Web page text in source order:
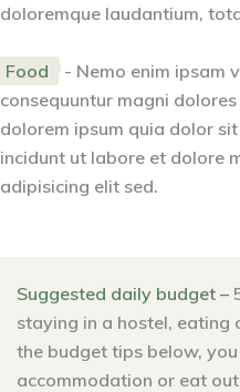
doloremque laudantium,
Food - Nemo enim ipsam
consequuntur magni
dolorem ipsum quia dolor
incidunt ut labore et dolore
adipisicing elit sed.
Suggested daily budget –
staying in a hostel, eating
the budget tips below,
accommodation or eat